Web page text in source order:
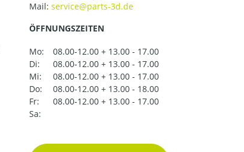
Mail:
ÖFFNUNGSZEITEN
Mo:
08.00-12.00 + 13.00 - 17.00
Di:
08.00-12.00 + 13.00 - 17.00
Mi:
08.00-12.00 + 13.00 - 17.00
Do:
08.00-12.00 + 13.00 - 18.00
Fr:
08.00-12.00 + 13.00 - 17.00
Sa: